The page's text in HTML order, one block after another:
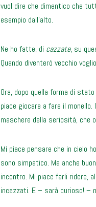
vuol dire che dimentico che
esempio dall’alto.
Ne ho fatte, di cazzate, su
Quando diventerò vecchio
Ora, dopo quella forma di
piace giocare a fare il
maschere della seriosità, che
Mi piace pensare che in cielo
sono simpatico. Ma anche
incontro. Mi piace farli ridere,
incazzati. E – sarà curioso! –